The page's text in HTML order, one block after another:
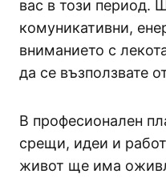
вас в този период.
комуникативни,
вниманието с
да се възползвате
В професионален
срещи, идеи и
живот ще има